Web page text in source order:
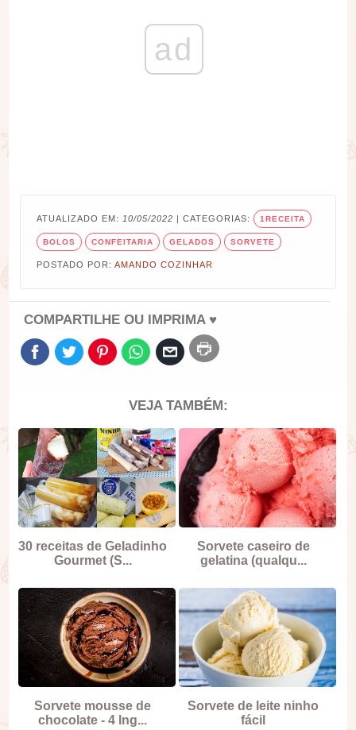
ad
ATUALIZADO EM: 10/05/2022 | CATEGORIAS: 1RECEITA
BOLOS CONFEITARIA GELADOS SORVETE
POSTADO POR:AMANDO COZINHAR
COMPARTILHE OU IMPRIMA ♥
VEJA TAMBÉM:
30 receitas de Geladinho
Gourmet (S...
Sorvete caseiro de
gelatina (qualqu...
Sorvete mousse de
chocolate - 4 Ing...
Sorvete de leite ninho
fácil